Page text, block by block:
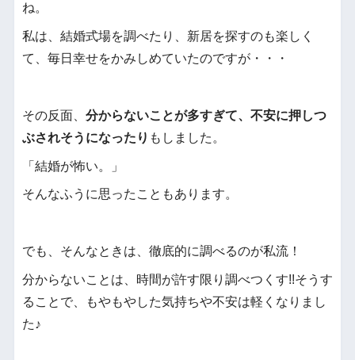
ね。
私は、結婚式場を調べたり、新居を探すのも楽しく
て、毎日幸せをかみしめていたのですが・・・
その反面、 分からないことが多すぎて、不安に押しつ
ぶされそうになったり もしました。
「結婚が怖い。」
そんなふうに思ったこともあります。
でも、そんなときは、徹底的に調べるのが私流！
分からないことは、時間が許す限り調べつくす!!そうす
ることで、もやもやした気持ちや不安は軽くなりまし
た♪